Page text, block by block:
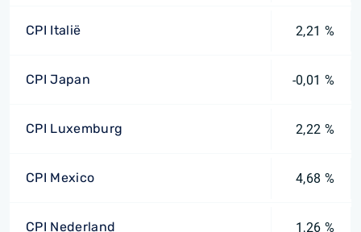
CPI Italië 2,21 %
CPI Japan -0,01 %
CPI Luxemburg 2,22 %
CPI Mexico 4,68 %
CPI Nederland 1,26 %